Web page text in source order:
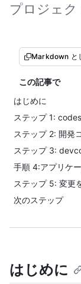
プロジェク
Markdown と
この記事で
はじめに
ステップ 1:
ステップ 2: 開発
ステップ 3:
手順 4:アプリケ
ステップ 5: 変更
次のステップ
はじめに